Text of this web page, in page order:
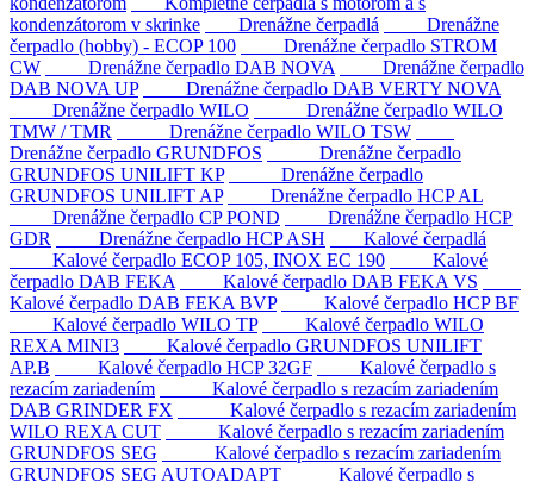
kondenzátorom v skrinke
Drenážne čerpadlá
Drenážne
čerpadlo (hobby) - ECOP 100
Drenážne čerpadlo STROM
CW
Drenážne čerpadlo DAB NOVA
Drenážne čerpadlo
DAB NOVA UP
Drenážne čerpadlo DAB VERTY NOVA
Drenážne čerpadlo WILO
Drenážne čerpadlo WILO
TMW / TMR
Drenážne čerpadlo WILO TSW
Drenážne čerpadlo GRUNDFOS
Drenážne čerpadlo
GRUNDFOS UNILIFT KP
Drenážne čerpadlo
GRUNDFOS UNILIFT AP
Drenážne čerpadlo HCP AL
Drenážne čerpadlo CP POND
Drenážne čerpadlo HCP
GDR
Drenážne čerpadlo HCP ASH
Kalové čerpadlá
Kalové čerpadlo ECOP 105, INOX EC 190
Kalové
čerpadlo DAB FEKA
Kalové čerpadlo DAB FEKA VS
Kalové čerpadlo DAB FEKA BVP
Kalové čerpadlo HCP BF
Kalové čerpadlo WILO TP
Kalové čerpadlo WILO
REXA MINI3
Kalové čerpadlo GRUNDFOS UNILIFT
AP.B
Kalové čerpadlo HCP 32GF
Kalové čerpadlo s
rezacím zariadením
Kalové čerpadlo s rezacím zariadením
DAB GRINDER FX
Kalové čerpadlo s rezacím zariadením
WILO REXA CUT
Kalové čerpadlo s rezacím zariadením
GRUNDFOS SEG
Kalové čerpadlo s rezacím zariadením
GRUNDFOS SEG AUTOADAPT
Kalové čerpadlo s